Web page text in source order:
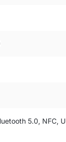
5.0, NFC, U